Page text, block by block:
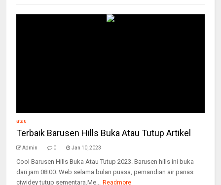
atau
Terbaik Barusen Hills Buka Atau Tutup Artikel
Admin 0 Jan 10, 2023
Cool Barusen Hills Buka Atau Tutup 2023. Barusen hills ini buka
dari jam 08.00. Web selama bulan puasa, pemandian air panas
ciwidey tutup sementara.Me... Readmore